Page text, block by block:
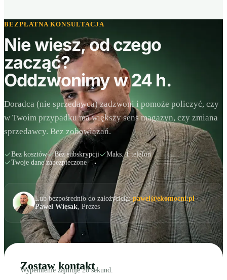
BEZPŁATNA KONSULTACJA
Nie wiesz, od czego
zacząć?
Oddzwonimy w 24 h.
Doradca (nie sprzedawca) zadzwoni i pomoże policzyć, czy
w Twoim przypadku ma większy sens magazyn, czy zmiana
sprzedawcy. Bez zobowiązań.
Bez kosztów Bez subskrypcji
Maks. 1 telefon
Twoje dane zabezpieczone
Lub bezpośrednio do założyciela:pawel@ekomocni.pl·
Paweł Więsak, Prezes
Zostaw kontakt
Wypełnienie zajmuje 20 sekund.